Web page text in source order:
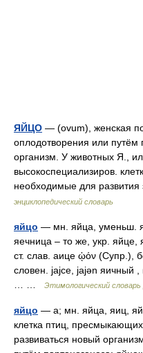
ЯЙЦО — (ovum), женская
оплодотворения или путём
организм. У животных Я.,
высокоспециализиров.
необходимые для
энциклопедический словарь
яйцо — мн. яйца, уменьш.
яечница – то же, укр. яйце,
ст. слав. аице ᾠόν (Супр.),
словен. jajce, jajǝn яичный ,
Этимологический
яйцо — а; мн. яйца, яиц,
клетка птиц,
развиваться новый